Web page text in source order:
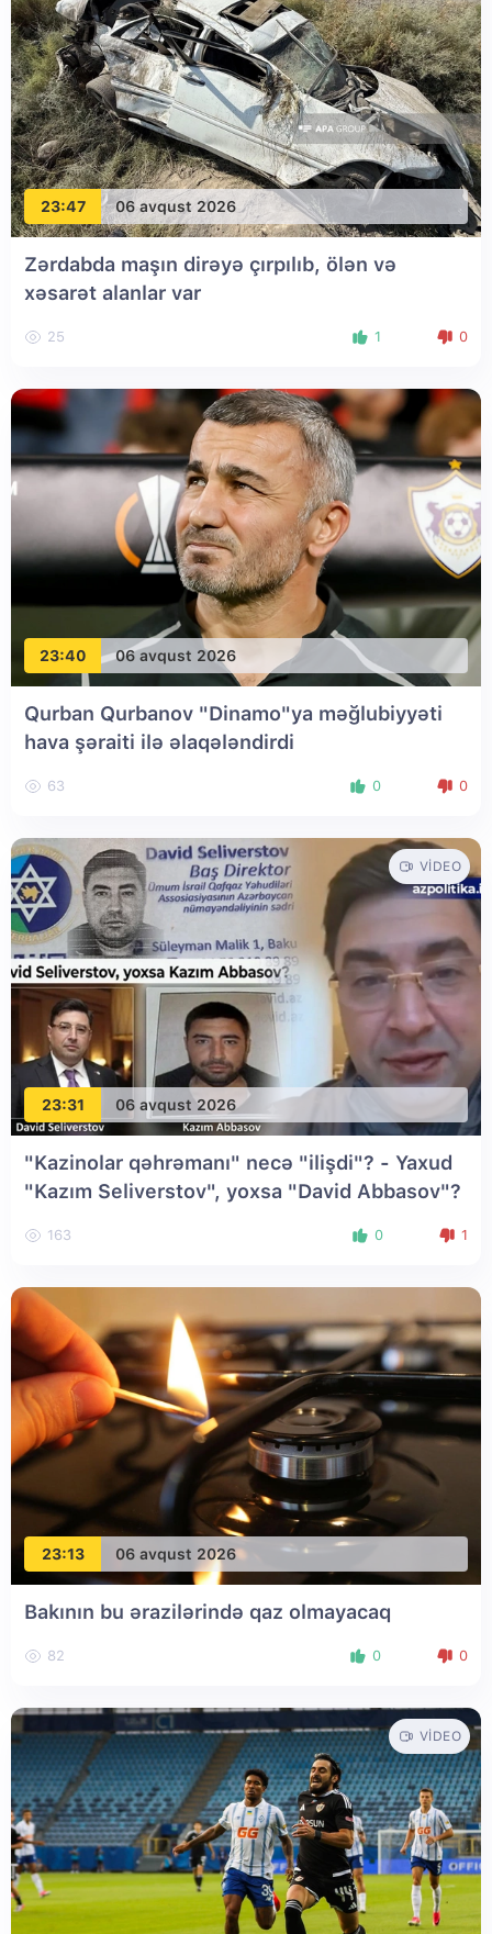
23:47 06 avqust 2026
Zərdabda maşın dirəyə çırpılıb, ölən və
xəsarət alanlar var
25 1 0
23:40 06 avqust 2026
Qurban Qurbanov "Dinamo"ya məğlubiyyəti
hava şəraiti ilə əlaqələndirdi
63 0 0
23:31 06 avqust 2026
VIDEO
"Kazinolar qəhrəmanı" necə "ilişdi"? - Yaxud
"Kazım Seliverstov", yoxsa "David Abbasov"?
163 0 1
23:13 06 avqust 2026
Bakının bu ərazilərində qaz olmayacaq
82 0 0
VIDEO